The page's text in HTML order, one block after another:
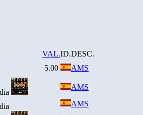
VAL.ID.DESC.
5.00 AMS
AMS
AMS